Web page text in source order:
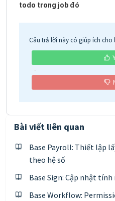
todo trong job đó
Câu trả lời này có giúp ích cho
Bài viết liên quan
Base Payroll: Thiết lập
theo hệ số
Base Sign: Cập nhật
Base Workflow: